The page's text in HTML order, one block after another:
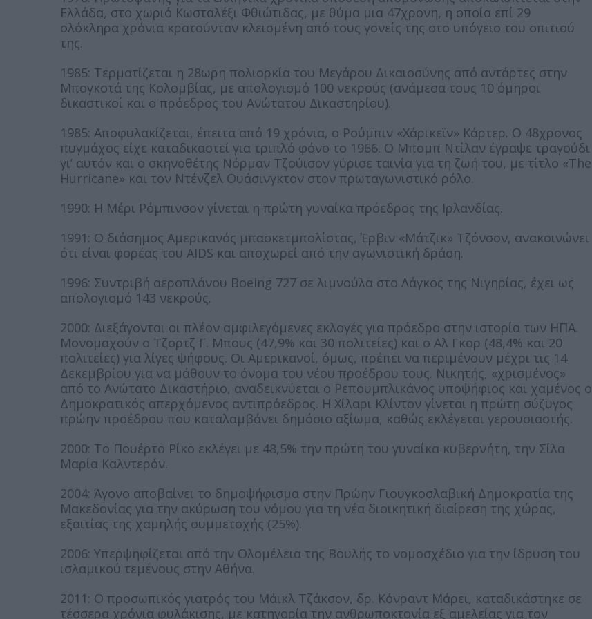
Ελλάδα, στο χωριό Κωσταλέξι Φθιώτιδας, με θύμα μια 47χρονη, η οποία επί 29
ολόκληρα χρόνια κρατούνταν κλεισμένη από τους γονείς της στο υπόγειο του σπιτιού
της.
1985: Τερματίζεται η 28ωρη πολιορκία του Μεγάρου Δικαιοσύνης από αντάρτες στην
Μπογκοτά της Κολομβίας, με απολογισμό 100 νεκρούς (ανάμεσα τους 10 όμηροι
δικαστικοί και ο πρόεδρος του Ανώτατου Δικαστηρίου).
1985: Αποφυλακίζεται, έπειτα από 19 χρόνια, ο Ρούμπιν «Χάρικεϊν» Κάρτερ. Ο 48χρονος
πυγμάχος είχε καταδικαστεί για τριπλό φόνο το 1966. Ο Μπομπ Ντίλαν έγραψε τραγούδι
γι’ αυτόν και ο σκηνοθέτης Νόρμαν Τζούισον γύρισε ταινία για τη ζωή του, με τίτλο «The
Hurricane» και τον Ντένζελ Ουάσινγκτον στον πρωταγωνιστικό ρόλο.
1990: Η Μέρι Ρόμπινσον γίνεται η πρώτη γυναίκα πρόεδρος της Ιρλανδίας.
1991: Ο διάσημος Αμερικανός μπασκετμπολίστας, Έρβιν «Μάτζικ» Τζόνσον, ανακοινώνει
ότι είναι φορέας του AIDS και αποχωρεί από την αγωνιστική δράση.
1996: Συντριβή αεροπλάνου Boeing 727 σε λιμνούλα στο Λάγκος της Νιγηρίας, έχει ως
απολογισμό 143 νεκρούς.
2000: Διεξάγονται οι πλέον αμφιλεγόμενες εκλογές για πρόεδρο στην ιστορία των ΗΠΑ.
Μονομαχούν ο Τζορτζ Γ. Μπους (47,9% και 30 πολιτείες) και ο Αλ Γκορ (48,4% και 20
πολιτείες) για λίγες ψήφους. Οι Αμερικανοί, όμως, πρέπει να περιμένουν μέχρι τις 14
Δεκεμβρίου για να μάθουν το όνομα του νέου προέδρου τους. Νικητής, «χρισμένος»
από το Ανώτατο Δικαστήριο, αναδεικνύεται ο Ρεπουμπλικάνος υποψήφιος και χαμένος ο
Δημοκρατικός απερχόμενος αντιπρόεδρος. Η Χίλαρι Κλίντον γίνεται η πρώτη σύζυγος
πρώην προέδρου που καταλαμβάνει δημόσιο αξίωμα, καθώς εκλέγεται γερουσιαστής.
2000: Το Πουέρτο Ρίκο εκλέγει με 48,5% την πρώτη του γυναίκα κυβερνήτη, την Σίλα
Μαρία Καλντερόν.
2004: Άγονο αποβαίνει το δημοψήφισμα στην Πρώην Γιουγκοσλαβική Δημοκρατία της
Μακεδονίας για την ακύρωση του νόμου για τη νέα διοικητική διαίρεση της χώρας,
εξαιτίας της χαμηλής συμμετοχής (25%).
2006: Υπερψηφίζεται από την Ολομέλεια της Βουλής το νομοσχέδιο για την ίδρυση του
ισλαμικού τεμένους στην Αθήνα.
2011: O προσωπικός γιατρός του Μάικλ Τζάκσον, δρ. Κόνραντ Μάρει, καταδικάστηκε σε
τέσσερα χρόνια φυλάκισης, με κατηγορία την ανθρωποκτονία εξ αμελείας για τον